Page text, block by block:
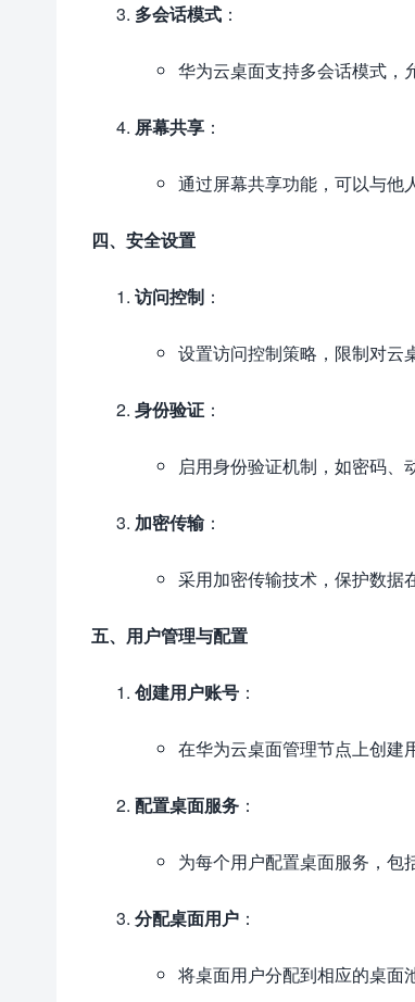
多会话模式 ：
华为云桌面支持多会话模式，
屏幕共享 ：
通过屏幕共享功能，可以与他
四、安全设置
访问控制 ：
设置访问控制策略，限制对云
身份验证 ：
启用身份验证机制，如密码、
加密传输：
采用加密传输技术，保护数据
五、用户管理与配置
创建用户账号 ：
在华为云桌面管理节点上创建
配置桌面服务 ：
为每个用户配置桌面服务，包
分配桌面用户 ：
将桌面用户分配到相应的桌面